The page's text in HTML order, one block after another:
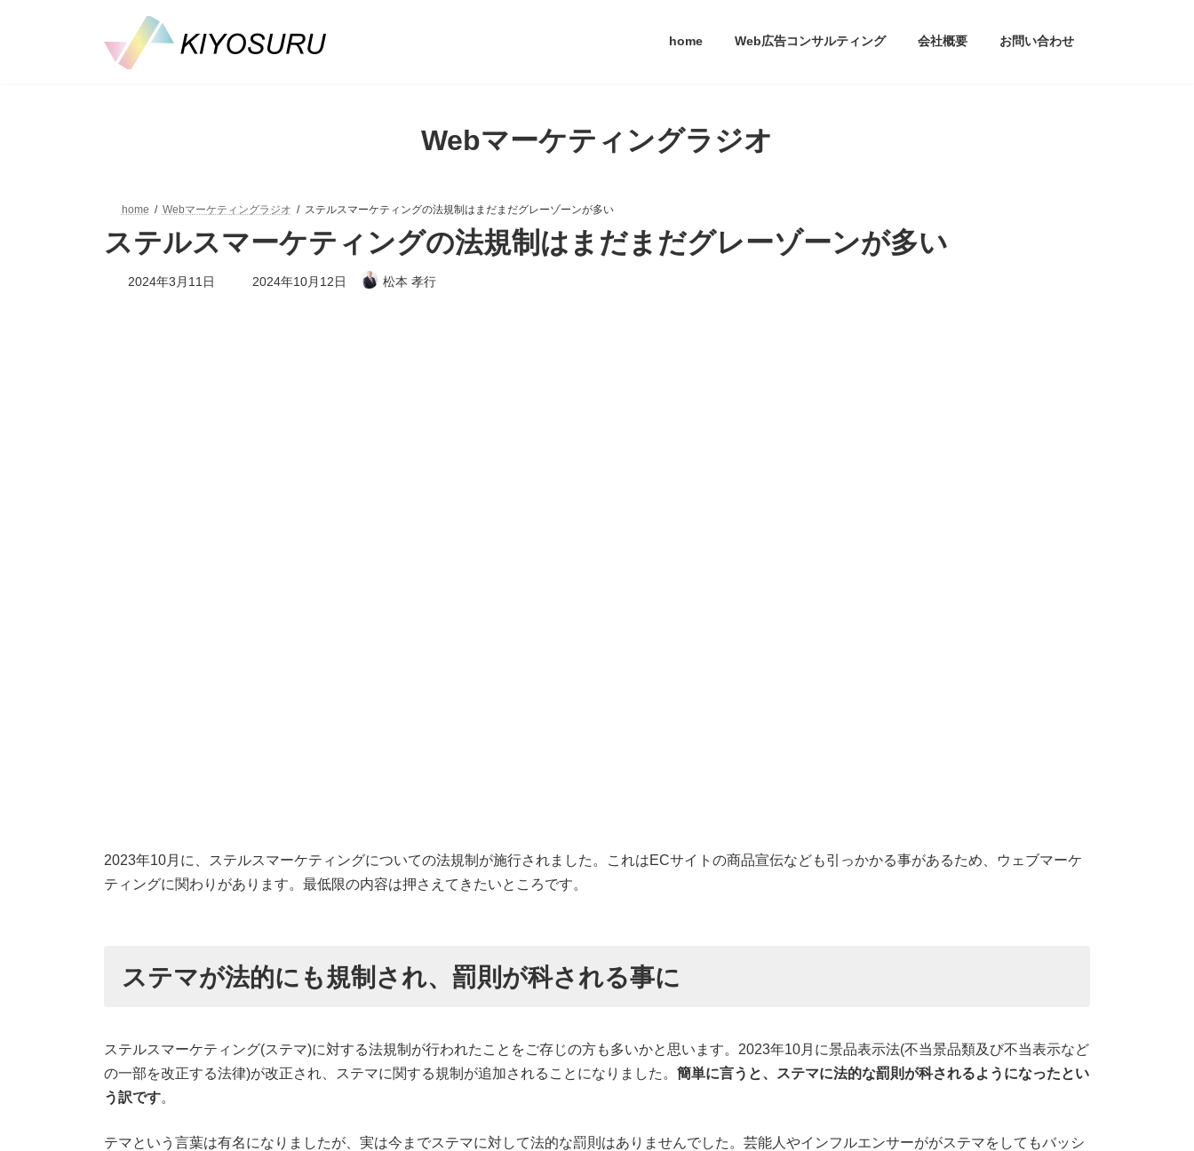
home Web広告コンサルティング 会社概要 お問い合わせ
Webマーケティングラジオ
home Webマーケティングラジオ ステルスマーケティングの法規制はまだまだグレーゾーンが多い
ステルスマーケティングの法規制はまだまだグレーゾーンが多い
2024年3月11日
最
終
2024年10月12日 松本 孝行
2023年10月に、ステルスマーケティングについての法規制が施行されました。これはECサイトの商品宣伝なども引っかかる事があるため、ウェブマーケ
ティングに関わりがあります。最低限の内容は押さえてきたいところです。
ステマが法的にも規制され、罰則が科される事に
ステルスマーケティング(ステマ)に対する法規制が行われたことをご存じの方も多いかと思います。2023年10月に景品表示法(不当景品類及び不当表示など
の一部を改正する法律)が改正され、ステマに関する規制が追加されることになりました。 簡単に言うと、ステマに法的な罰則が科されるようになったとい
う訳です。
テマという言葉は有名になりましたが、実は今までステマに対して法的な罰則はありませんでした。芸能人やインフルエンサーががステマをしてもバッシ